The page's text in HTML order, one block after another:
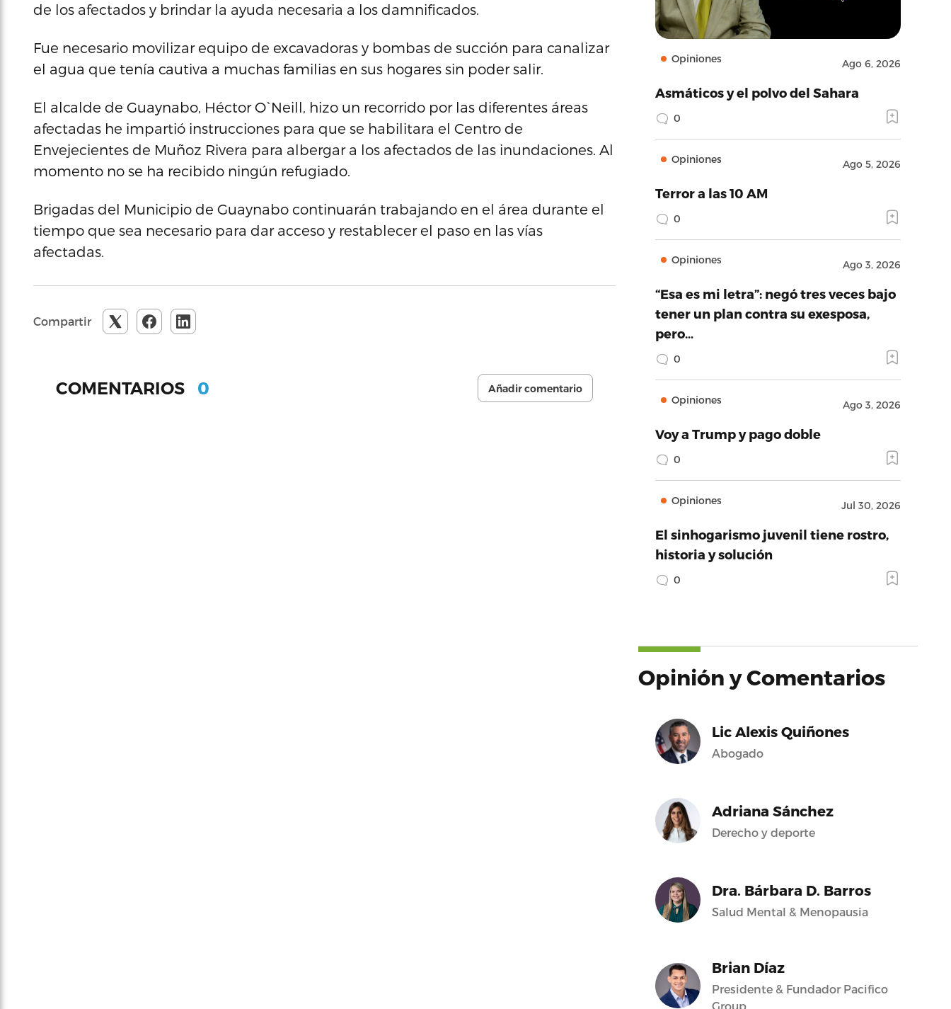
de los afectados y brindar la ayuda necesaria a los damnificados.
Fue necesario movilizar equipo de excavadoras y bombas de succión para canalizar
el agua que tenía cautiva a muchas familias en sus hogares sin poder salir.
El alcalde de Guaynabo, Héctor O`Neill, hizo un recorrido por las diferentes áreas
afectadas he impartió instrucciones para que se habilitara el Centro de
Envejecientes de Muñoz Rivera para albergar a los afectados de las inundaciones. Al
momento no se ha recibido ningún refugiado.
Brigadas del Municipio de Guaynabo continuarán trabajando en el área durante el
tiempo que sea necesario para dar acceso y restablecer el paso en las vías
afectadas.
Compartir
COMENTARIOS 0 Añadir comentario
Opiniones Ago 6, 2026
Asmáticos y el polvo del Sahara
0
Opiniones Ago 5, 2026
Terror a las 10 AM
0
Opiniones Ago 3, 2026
“Esa es mi letra”: negó tres veces bajo
tener un plan contra su exesposa,
pero…
0
Opiniones Ago 3, 2026
Voy a Trump y pago doble
0
Opiniones Jul 30, 2026
El sinhogarismo juvenil tiene rostro,
historia y solución
0
Opinión y Comentarios
Lic Alexis Quiñones
Abogado
Adriana Sánchez
Derecho y deporte
Dra. Bárbara D. Barros
Salud Mental & Menopausia
Brian Díaz
Presidente & Fundador Pacifico
Group